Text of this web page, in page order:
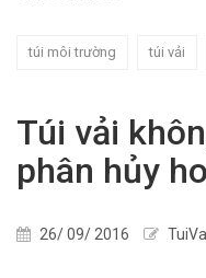
túi môi trường túi vải
Túi vải
phân hủy
26/ 09/ 2016